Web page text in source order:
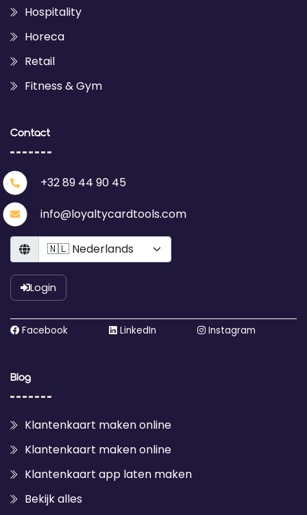
Hospitality
Horeca
Retail
Fitness & Gym
Contact
+32 89 44 90 45
info@loyaltycardtools.com
Language
Login
Facebook LinkedIn Instagram
Blog
Klantenkaart maken online
Klantenkaart maken online
Klantenkaart app laten maken
Bekijk alles